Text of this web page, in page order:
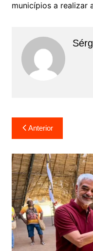
municípios a realizar
Anterior